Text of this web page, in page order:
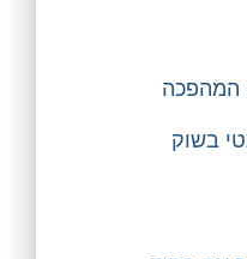
המהפכה
בשוק